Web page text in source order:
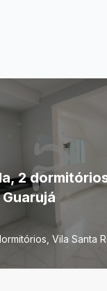
2
Vila Santa